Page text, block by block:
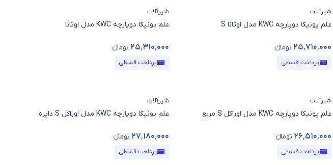
شیرآلات
علم یونیکا دوپارچه KWC مدل اوتانا S
۲۵٬۷۱۰٬۰۰۰ تومانءقیمت محصول
پرداخت قسطی
شیرآلات
علم یونیکا دوپارچه KWC مدل اوتانا
۲۵٬۳۱۰٬۰۰۰ تومانءقیمت محصول
پرداخت قسطی
شیرآلات
علم یونیکا دوپارچه KWC مدل اوراکل S مربع
۲۶٬۵۱۰٬۰۰۰ تومانءقیمت محصول
پرداخت قسطی
شیرآلات
علم یونیکا دوپارچه KWC مدل اوراکل S دایره
۲۷٬۱۸۰٬۰۰۰ تومانءقیمت محصول
پرداخت قسطی